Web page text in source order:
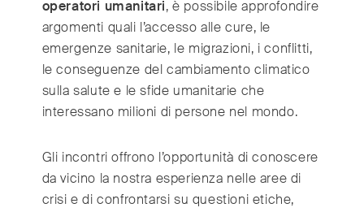
operatori umanitari, è possibile approfondire
argomenti quali l’accesso alle cure, le
emergenze sanitarie, le migrazioni, i conflitti,
le conseguenze del cambiamento climatico
sulla salute e le sfide umanitarie che
interessano milioni di persone nel mondo.
Gli incontri offrono l’opportunità di conoscere
da vicino la nostra esperienza nelle aree di
crisi e di confrontarsi su questioni etiche,